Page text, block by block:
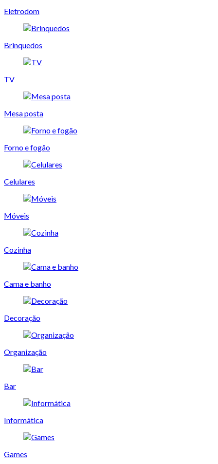
Eletrodom
Brinquedos
TV
Mesa posta
Forno e fogão
Celulares
Móveis
Cozinha
Cama e banho
Decoração
Organização
Bar
Informática
Games